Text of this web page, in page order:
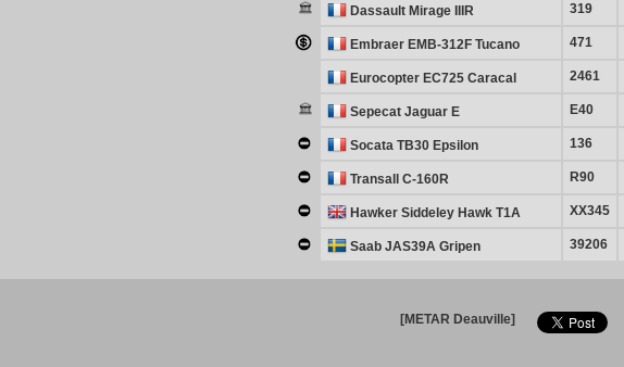
Dassault Mirage IIIR 319
Embraer EMB-312F Tucano 471
Eurocopter EC725 Caracal 2461
Sepecat Jaguar E E40
Socata TB30 Epsilon 136
Transall C-160R R90
Hawker Siddeley Hawk T1A XX345
Saab JAS39A Gripen 39206
[METAR Deauville]